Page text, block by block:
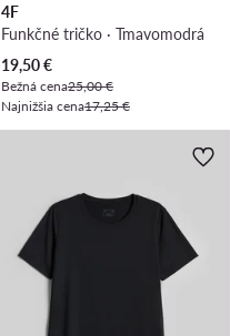
4F
Funkčné tričko · Tmavomodrá
Aktuálna cena
19,50€
Bežná cena25,00 €
Najnižšia cena17,25 €